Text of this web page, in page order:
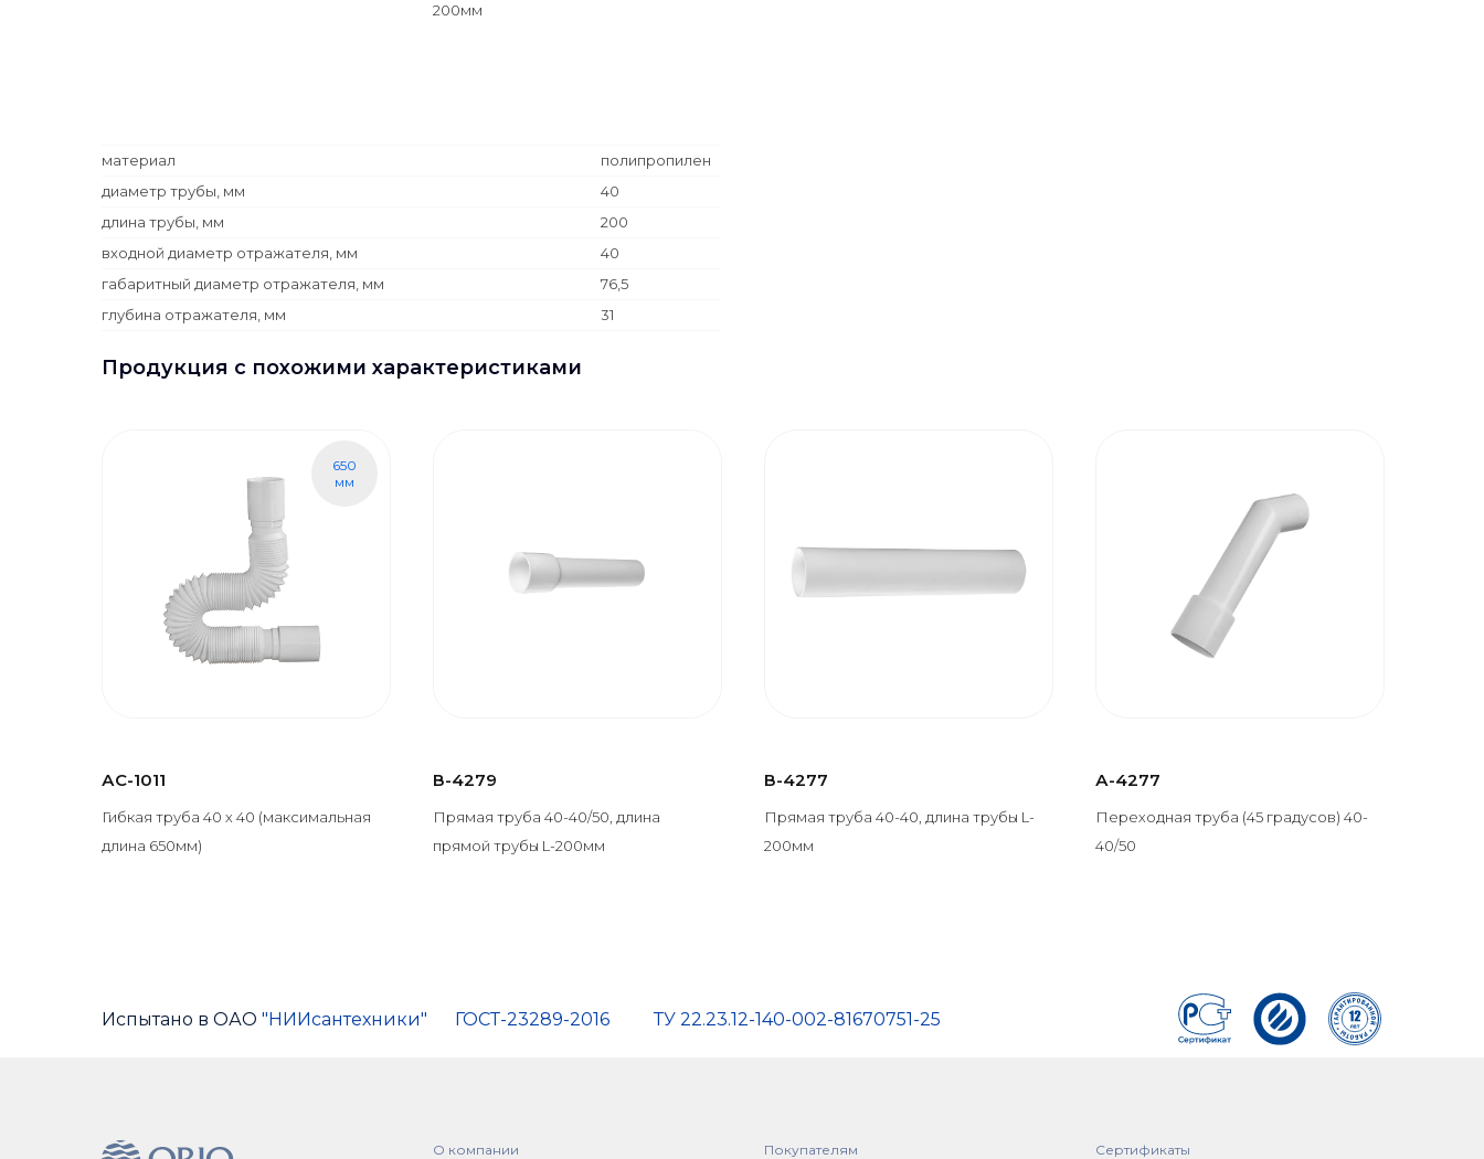
200мм
материал
полипропилен
диаметр трубы, мм
40
длина трубы, мм
200
входной диаметр отражателя, мм
40
габаритный диаметр отражателя, мм
76,5
глубина отражателя, мм
31
Продукция с похожими характеристиками
650
мм
АС-1011
Гибкая труба 40 х 40 (максимальная
длина 650мм)
В-4279
Прямая труба 40-40/50, длина
прямой трубы L-200мм
В-4277
Прямая труба 40-40, длина трубы L-
200мм
А-4277
Переходная труба (45 градусов) 40-
40/50
Испытано в ОАО "НИИсантехники" ТУ 22.23.12-140-002-81670751-25
ГОСТ-23289-2016
О компании Покупателям Сертификаты